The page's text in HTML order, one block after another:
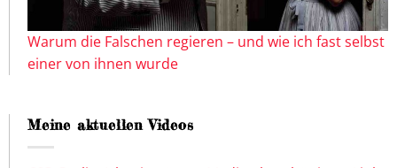
Warum die Falschen regieren – und wie ich fast selbst
einer von ihnen wurde
Meine aktuellen Videos